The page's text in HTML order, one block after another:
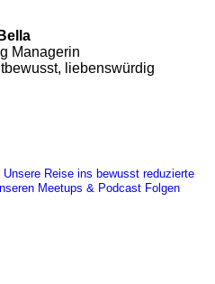
Bella
Managerin
liebenswürdig
Reise ins bewusst reduzierte
Meetups & Podcast Folgen